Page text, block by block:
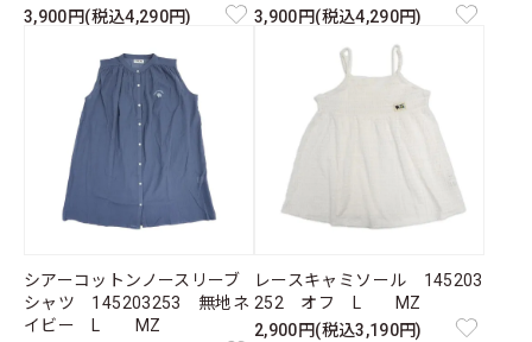
3,900円(税込4,290円)
3,900円(税込4,290円)
シアーコットンノースリーブ
シャツ 145203253 無地ネ
イビー L MZ
レースキャミソール 145203
252 オフ L MZ
2,900円(税込3,190円)